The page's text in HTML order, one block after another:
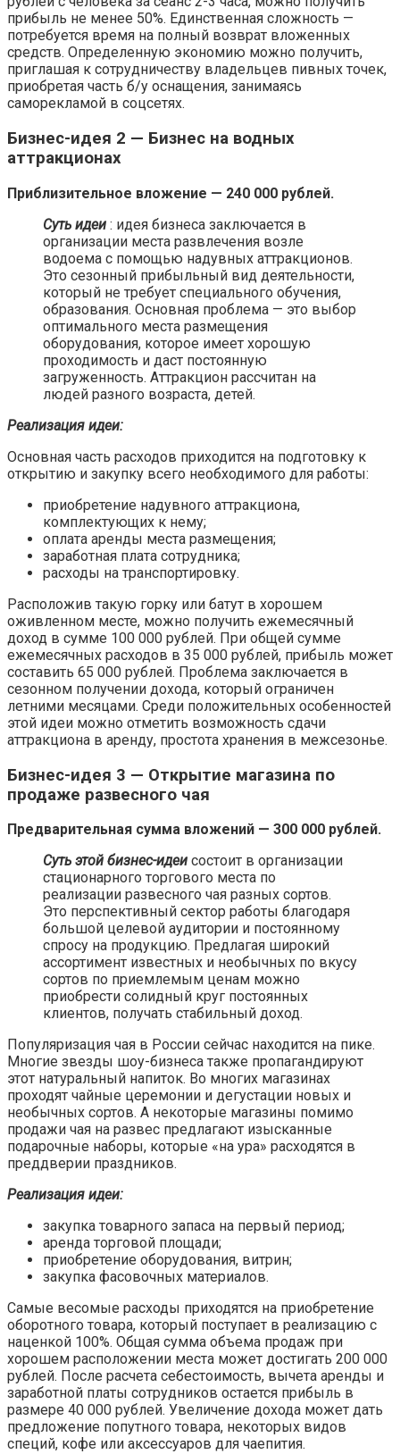
прибыль не менее 50%. Единственная сложность —
потребуется время на полный возврат вложенных
средств. Определенную экономию можно получить,
приглашая к сотрудничеству владельцев пивных точек,
приобретая часть б/у оснащения, занимаясь
саморекламой в соцсетях.
Бизнес-идея 2 — Бизнес на водных
аттракционах
Приблизительное вложение — 240 000 рублей.
Суть идеи : идея бизнеса заключается в
организации места развлечения возле
водоема с помощью надувных аттракционов.
Это сезонный прибыльный вид деятельности,
который не требует специального обучения,
образования. Основная проблема — это выбор
оптимального места размещения
оборудования, которое имеет хорошую
проходимость и даст постоянную
загруженность. Аттракцион рассчитан на
людей разного возраста, детей.
Реализация идеи:
Основная часть расходов приходится на подготовку к
открытию и закупку всего необходимого для работы:
приобретение надувного аттракциона,
комплектующих к нему;
оплата аренды места размещения;
заработная плата сотрудника;
расходы на транспортировку.
Расположив такую горку или батут в хорошем
оживленном месте, можно получить ежемесячный
доход в сумме 100 000 рублей. При общей сумме
ежемесячных расходов в 35 000 рублей, прибыль может
составить 65 000 рублей. Проблема заключается в
сезонном получении дохода, который ограничен
летними месяцами. Среди положительных особенностей
этой идеи можно отметить возможность сдачи
аттракциона в аренду, простота хранения в межсезонье.
Бизнес-идея 3 — Открытие магазина по
продаже развесного чая
Предварительная сумма вложений — 300 000 рублей.
Суть этой бизнес-идеи состоит в организации
стационарного торгового места по
реализации развесного чая разных сортов.
Это перспективный сектор работы благодаря
большой целевой аудитории и постоянному
спросу на продукцию. Предлагая широкий
ассортимент известных и необычных по вкусу
сортов по приемлемым ценам можно
приобрести солидный круг постоянных
клиентов, получать стабильный доход.
Популяризация чая в России сейчас находится на пике.
Многие звезды шоу-бизнеса также пропагандируют
этот натуральный напиток. Во многих магазинах
проходят чайные церемонии и дегустации новых и
необычных сортов. А некоторые магазины помимо
продажи чая на развес предлагают изысканные
подарочные наборы, которые «на ура» расходятся в
преддверии праздников.
Реализация идеи:
закупка товарного запаса на первый период;
аренда торговой площади;
приобретение оборудования, витрин;
закупка фасовочных материалов.
Самые весомые расходы приходятся на приобретение
оборотного товара, который поступает в реализацию с
наценкой 100%. Общая сумма объема продаж при
хорошем расположении места может достигать 200 000
рублей. После расчета себестоимость, вычета аренды и
заработной платы сотрудников остается прибыль в
размере 40 000 рублей. Увеличение дохода может дать
предложение попутного товара, некоторых видов
специй, кофе или аксессуаров для чаепития.